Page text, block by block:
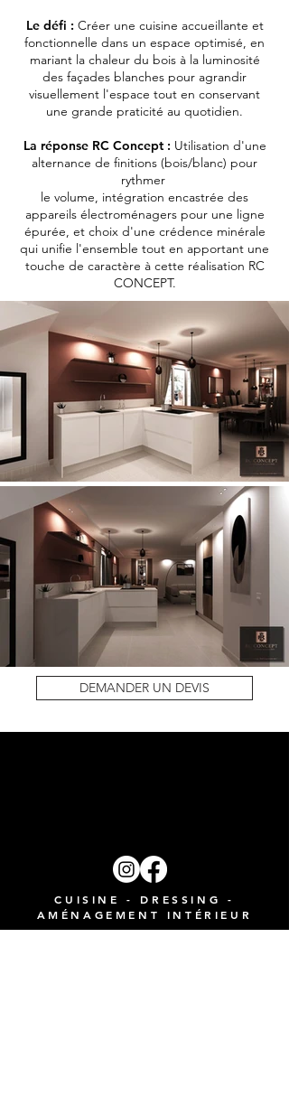
Le défi : Créer une cuisine accueillante et
fonctionnelle dans un espace optimisé, en
mariant la chaleur du bois à la luminosité
des façades blanches pour agrandir
visuellement l'espace tout en conservant
une grande praticité au quotidien.
La réponse RC Concept : Utilisation d'une
alternance de finitions (bois/blanc) pour
rythmer
le volume, intégration encastrée des
appareils électroménagers pour une ligne
épurée, et choix d'une crédence minérale
qui unifie l'ensemble tout en apportant une
touche de caractère à cette réalisation RC
CONCEPT.
DEMANDER UN DEVIS
CUISINE - DRESSING -
AMÉNAGEMENT INTÉRIEUR